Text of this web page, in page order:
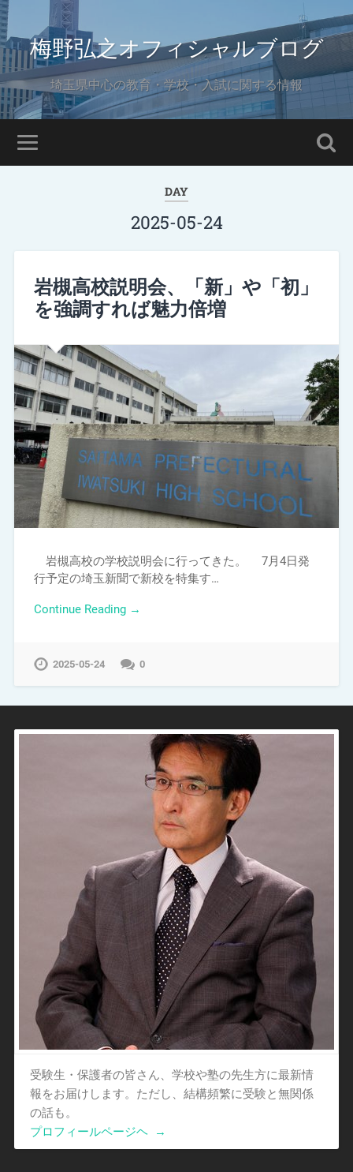
梅野弘之オフィシャルブログ
埼玉県中心の教育・学校・入試に関する情報
DAY
2025-05-24
岩槻高校説明会、「新」や「初」
を強調すれば魅力倍増
岩槻高校の学校説明会に行ってきた。 7月4日発
行予定の埼玉新聞で新校を特集す…
Continue Reading →
2025-05-24 0
受験生・保護者の皆さん、学校や塾の先生方に最新情
報をお届けします。ただし、結構頻繁に受験と無関係
の話も。
プロフィールページヘ
→